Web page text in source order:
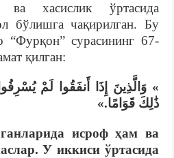
хасислик ўртасида
бўлишга чақирилган. Бу
“Фурқон” сурасининг 67-
қилган:
» وَالَّذِينَ إِذَا أَنفَقُوا لَمْ
ذَٰلِكَ قَوَامًا.»
исроф ҳам ва
У иккиси ўртасида